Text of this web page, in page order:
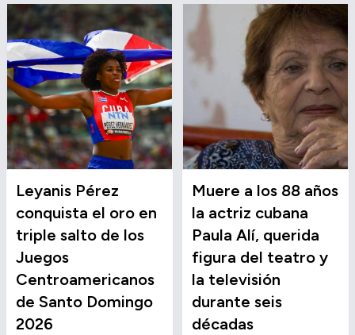
Leyanis Pérez
conquista el oro en
triple salto de los
Juegos
Centroamericanos
de Santo Domingo
2026
Muere a los 88 años
la actriz cubana
Paula Alí, querida
figura del teatro y
la televisión
durante seis
décadas